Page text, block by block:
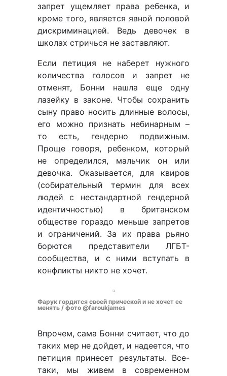
запрет ущемляет права ребенка, и
кроме того, является явной половой
дискриминацией. Ведь девочек в
школах стричься не заставляют.
Если петиция не наберет нужного
количества голосов и запрет не
отменят, Бонни нашла еще одну
лазейку в законе. Чтобы сохранить
сыну право носить длинные волосы,
его можно признать небинарным –
то есть, гендерно подвижным.
Проще говоря, ребенком, который
не определился, мальчик он или
девочка. Оказывается, для квиров
(собирательный термин для всех
людей с нестандартной гендерной
идентичностью) в британском
обществе гораздо меньше запретов
и ограничений. За их права рьяно
борются представители ЛГБТ-
сообщества, и с ними вступать в
конфликты никто не хочет.
Фарук гордится своей прической и не хочет ее
менять / фото @faroukjames
Впрочем, сама Бонни считает, что до
таких мер не дойдет, и надеется, что
петиция принесет результаты. Все-
таки, мы живем в современном